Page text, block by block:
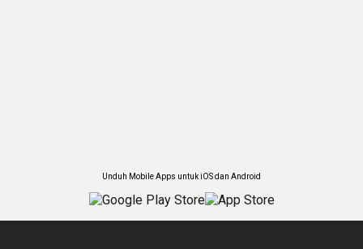
Unduh Mobile Apps untuk iOS dan Android